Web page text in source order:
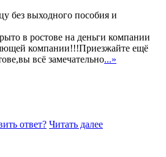
без выходного пособия и
в ростове на деньги компании
компании!!!Приезжайте ещё
всё замечательно...»
ответ? Читать далее